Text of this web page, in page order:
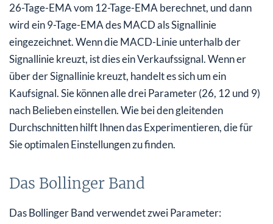
26-Tage-EMA vom 12-Tage-EMA berechnet, und dann
wird ein 9-Tage-EMA des MACD als Signallinie
eingezeichnet. Wenn die MACD-Linie unterhalb der
Signallinie kreuzt, ist dies ein Verkaufssignal. Wenn er
über der Signallinie kreuzt, handelt es sich um ein
Kaufsignal. Sie können alle drei Parameter (26, 12 und 9)
nach Belieben einstellen. Wie bei den gleitenden
Durchschnitten hilft Ihnen das Experimentieren, die für
Sie optimalen Einstellungen zu finden.
Das Bollinger Band
Das Bollinger Band verwendet zwei Parameter: